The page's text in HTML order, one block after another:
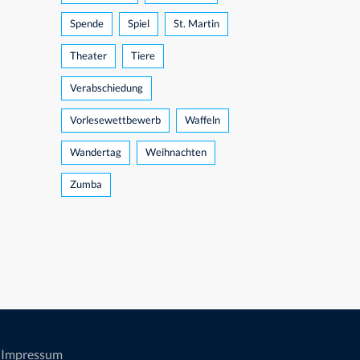
Spende Spiel St. Martin
Theater Tiere
Verabschiedung
Vorlesewettbewerb Waffeln
Wandertag Weihnachten
Zumba
Impressum